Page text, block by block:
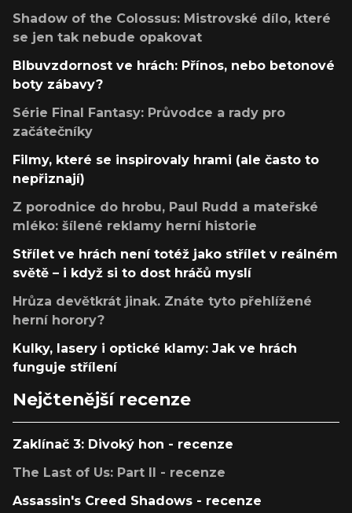
Shadow of the Colossus: Mistrovské dílo, které
se jen tak nebude opakovat
Blbuvzdornost ve hrách: Přínos, nebo betonové
boty zábavy?
Série Final Fantasy: Průvodce a rady pro
začátečníky
Filmy, které se inspirovaly hrami (ale často to
nepřiznají)
Z porodnice do hrobu, Paul Rudd a mateřské
mléko: šílené reklamy herní historie
Střílet ve hrách není totéž jako střílet v reálném
světě – i když si to dost hráčů myslí
Hrůza devětkrát jinak. Znáte tyto přehlížené
herní horory?
Kulky, lasery i optické klamy: Jak ve hrách
funguje střílení
Nejčtenější recenze
Zaklínač 3: Divoký hon - recenze
The Last of Us: Part II - recenze
Assassin's Creed Shadows - recenze